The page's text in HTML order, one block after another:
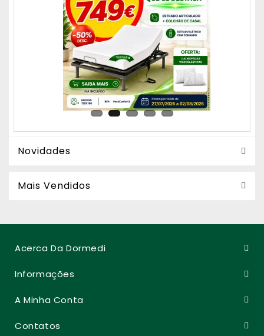
Novidades
Mais Vendidos
Acerca Da Dormedi
Informações
A Minha Conta
Contatos